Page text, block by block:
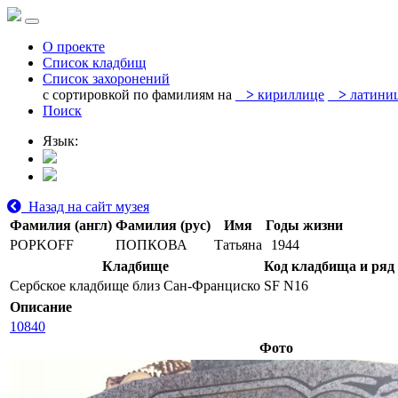
О проекте
Список кладбищ
Список захоронений
с сортировкой по фамилиям на
> кириллице >
Поиск
Язык:
Назад на сайт музея
Фамилия (англ) Фамилия (рус) Имя
Годы жизни
POPKOFF
ПОПКОВА Татьяна
1944
Кладбище
Код кладбища и ряд
Сербское кладбище близ Сан-Франциско SF N16
Описание
10840
Фото